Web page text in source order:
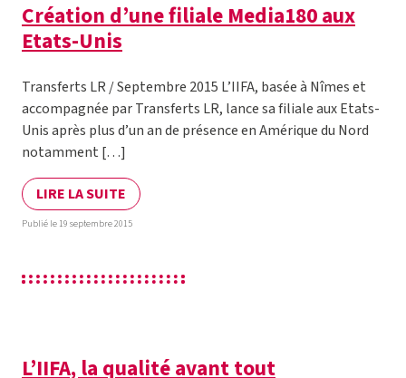
Création d’une filiale Media180 aux
Etats-Unis
Transferts LR / Septembre 2015 L’IIFA, basée à Nîmes et
accompagnée par Transferts LR, lance sa filiale aux Etats-
Unis après plus d’un an de présence en Amérique du Nord
notamment […]
LIRE LA SUITE
Publié le 19 septembre 2015
L’IIFA, la qualité avant tout